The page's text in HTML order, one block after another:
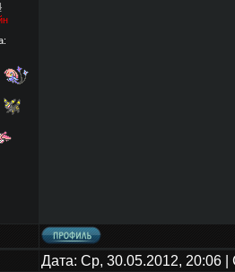
Дата: Ср, 30.05.2012, 20:06